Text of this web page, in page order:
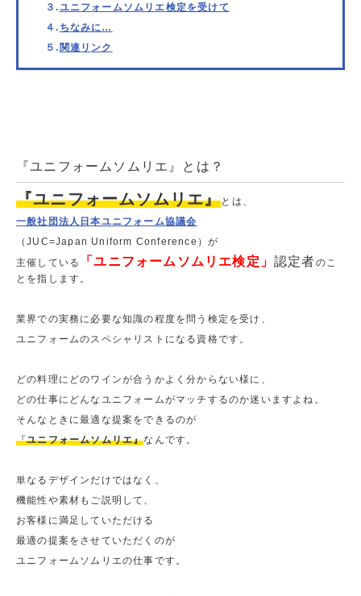
３.ユニフォームソムリエ検定を受けて
４. ちなみに…
５. 関連リンク
『ユニフォームソムリエ』とは？
『ユニフォームソムリエ』とは、
一般社団法人日本ユニフォーム協議会
（JUC=Japan Uniform Conference）が
主催している
「ユニフォームソムリエ検定」認定者のこ
とを指します。
業界での実務に必要な知識の程度を問う検定を受け、
ユニフォームのスペシャリストになる資格です。
どの料理にどのワインが合うかよく分からない様に、
どの仕事にどんなユニフォームがマッチするのか迷いますよね。
そんなときに最適な提案をできるのが
『ユニフォームソムリエ』なんです。
単なるデザインだけではなく、
機能性や素材もご説明して、
お客様に満足していただける
最適の提案をさせていただくのが
ユニフォームソムリエの仕事です。